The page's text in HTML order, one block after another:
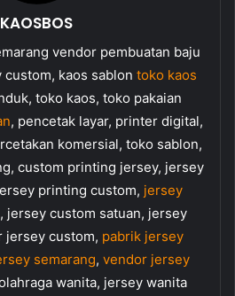
KAOSBOS
vendor pembuatan baju
kaos sablon toko kaos
toko kaos, toko pakaian
, pencetak layar, printer digital,
komersial, toko sablon,
custom printing jersey, jersey
printing custom, jersey
, jersey custom satuan, jersey
jersey custom, pabrik jersey
semarang, vendor jersey
wanita, jersey wanita